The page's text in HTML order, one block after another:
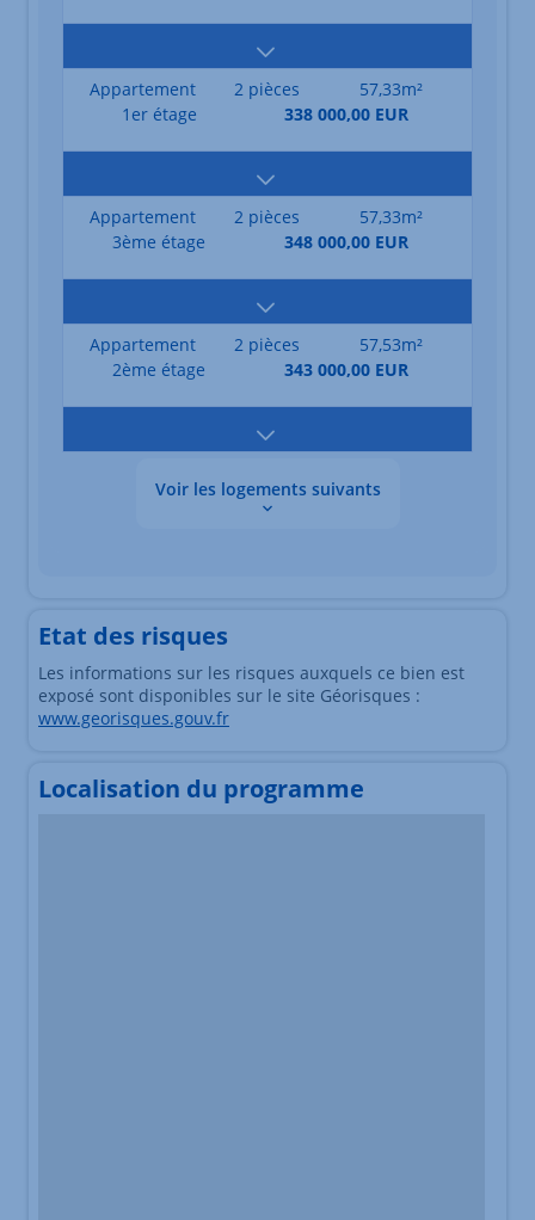
Appartement 2 pièces
57,33m²
1er étage
338 000,00 EUR
Appartement 2 pièces
57,33m²
3ème étage
348 000,00 EUR
Appartement 2 pièces
57,53m²
2ème étage
343 000,00 EUR
Voir les logements suivants
Etat des risques
Les informations sur les risques auxquels ce bien est
exposé sont disponibles sur le site Géorisques :
www.georisques.gouv.fr
Localisation du programme